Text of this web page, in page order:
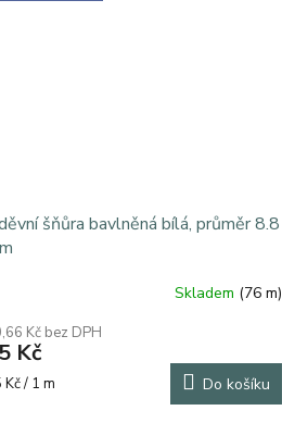
šňůra bavlněná bílá, průměr 8.8
Skladem (76 m)
Kč bez DPH
Kč
Kč / 1 m Do košíku